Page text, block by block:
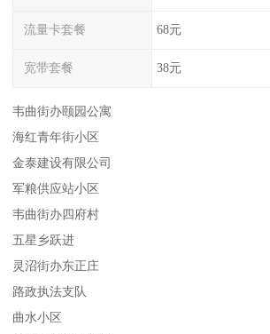
流量卡套餐 68元
宽带套餐 38元
韦曲街办颐园公寓
海红青年街小区
金泰建设有限公司
军粮供应站小区
韦曲街办四府村
五星乡跃进
灵沼街办东正庄
路政执法支队
曲水小区